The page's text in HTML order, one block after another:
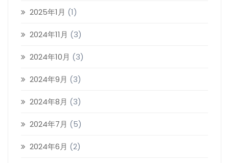
2025年1月 (1)
2024年11月 (3)
2024年10月 (3)
2024年9月 (3)
2024年8月 (3)
2024年7月 (5)
2024年6月 (2)